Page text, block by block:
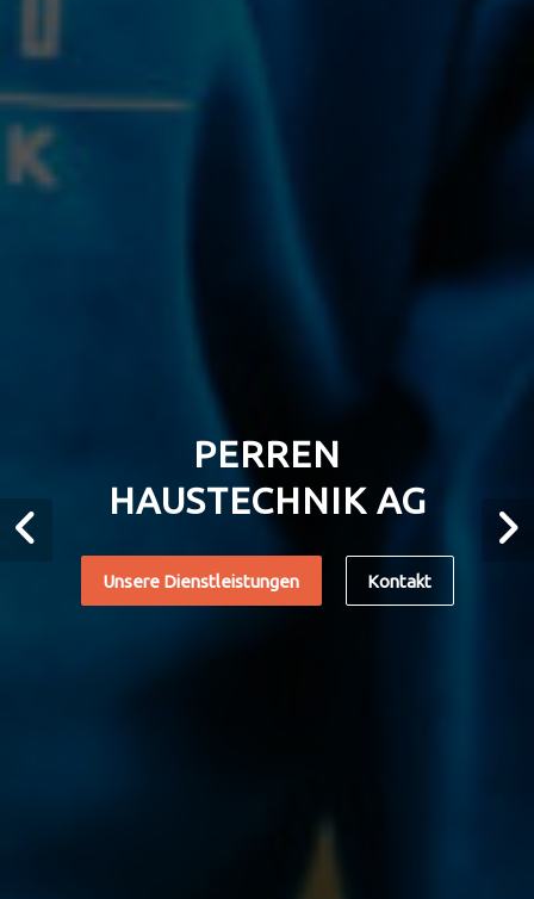
PERREN
HAUSTECHNIK AG
Unsere Dienstleistungen Kontakt